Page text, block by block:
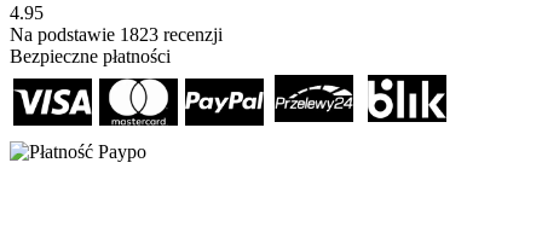
4.95
Na podstawie 1823 recenzji
Bezpieczne płatności